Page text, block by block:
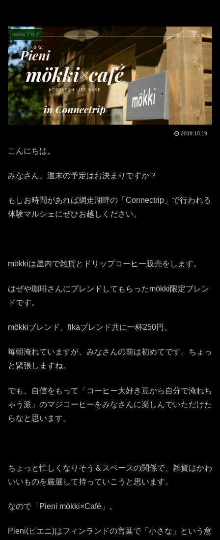
mökkiブログ
2019.10.19
こんにちは。
みなさん、週末の予定はお決まりですか？
もしお時間があれば網走湖畔の「Connectrip」で行われる
体験マルシェにぜひお越しください。
mökkiは屋内で雑貨とドリップコーヒー販売をします。
はぜや珈琲さんにブレンドしてもらったmökki限定ブレン
ドです。
mökkiブレンド、fikaブレンド共に一杯250円。
毎朝淹れていますが、みなさんの前は初めてです。ちょっ
と緊張しますね。
でも、自信をもって「コーヒー大好き豆から自分で淹れち
ゃう派」のマジコーヒーをみなさんに楽しんでいただけた
らなと思います。
ちょっと忙しくなりそう＆スペースの関係で、雑貨はかわ
いいものを厳選して持っていこうと思います。
なので「Pieni mökki×Café」。
Pieni(ピエニ)はフィンランドの言葉で「小さな」という意